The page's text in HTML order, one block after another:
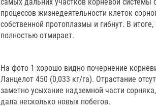
процессов жизнедеятельности клеток
собственной протоплазмы и гибнут. В
полностью отмирает.
На фото 1 хорошо видно почернение
Ланцелот 450 (0,033 кг/га). Отрастание
заметно усыхание надземной части
дала несколько новых побегов.